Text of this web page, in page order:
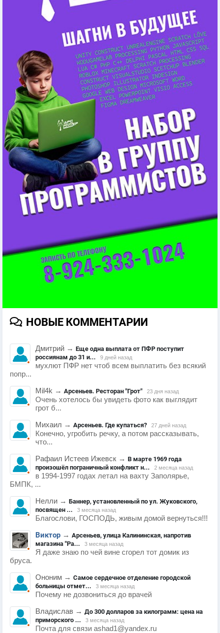
НОВЫЕ КОММЕНТАРИИ
Дмитрий → Еще одна выплата от ПФР поступит
россиянам до 31 и...
9 дней назад
мухлют ПФР нет чтоб всем выплатить без всякий
попр...
Mil4k → Арсеньев. Ресторан "Грот" 23 дня назад
Очень хотелось бы увидеть фото как выглядит
грот б...
Михаил → Арсеньев. Где купаться? 27 дней назад
Конечно, угробить речку, а потом рассказывать,
что...
Рафаил Истеев Ижевск → В марте 1969 года
произошёл пограничный конфликт н...
2 месяца назад
в 1994-1997 годах летал на вахту Заполярье,
БМПК, ...
Нелли → Баннер, установленный по ул. Жуковского,
посвящен ...
3 месяца назад
Благослови, ГОСПОДЬ, живым домой вернуться!!!
Виктор → Арсеньев, улица Калининская, напротив
магазина "Ра...
3 месяца назад
Я даже знаю по чей вине сгорел тот домик из
бруса.
Ононим → Самое сердечное отделение городской
больницы отмет...
3 месяца назад
Почему не дозвониться до врачей
Владислав → До 300 долларов за килограмм: цена на
приморского ...
3 месяца назад
Почта для связи ashad1@yandex.ru